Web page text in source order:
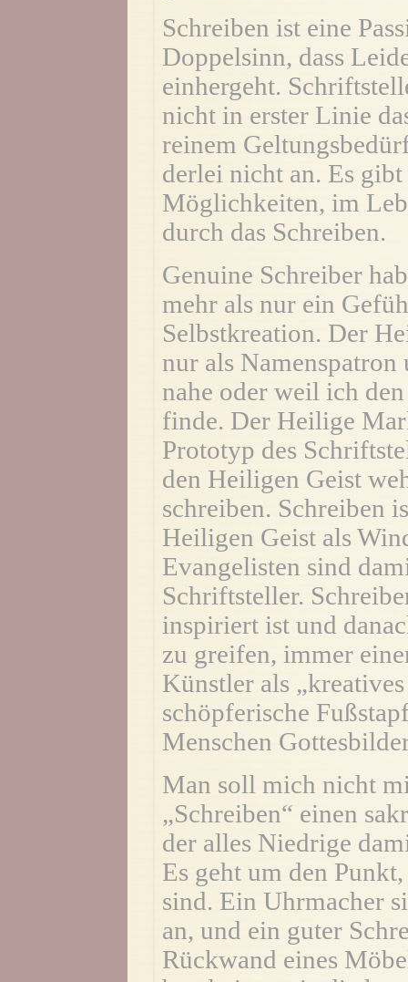
Schreiben ist eine
Doppelsinn, dass
einhergeht.
nicht in erster Linie
reinem
derlei nicht an. Es
Möglichkeiten, im
durch das Schreiben.
Genuine Schreiber
mehr als nur ein
Selbstkreation. Der
nur als
nahe oder weil ich
finde. Der Heilige
Prototyp des
den Heiligen Geist
schreiben. Schreiben
Heiligen Geist als
Evangelisten sind
Schriftsteller.
inspiriert ist und
zu greifen, immer
Künstler als
schöpferische
Menschen
Man soll mich nicht
„Schreiben“ einen
der alles Niedrige
Es geht um den
sind. Ein Uhrmacher
an, und ein guter
Rückwand eines